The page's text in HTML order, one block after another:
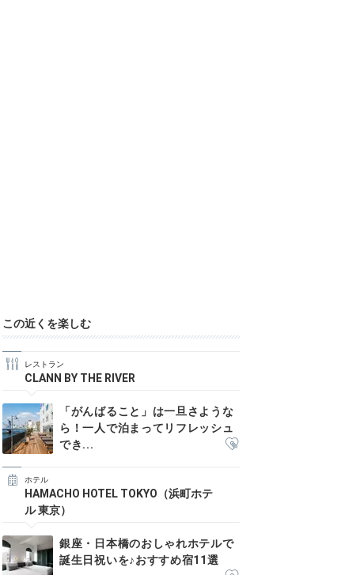
この近くを楽しむ
レストラン
CLANN BY THE RIVER
「がんばること」は一旦さような
ら！一人で泊まってリフレッシュ
でき...
ホテル
HAMACHO HOTEL TOKYO（浜町ホテ
ル 東京）
銀座・日本橋のおしゃれホテルで
誕生日祝いを♪おすすめ宿11選